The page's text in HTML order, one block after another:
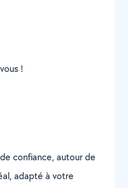
!
confiance, autour de
adapté à votre